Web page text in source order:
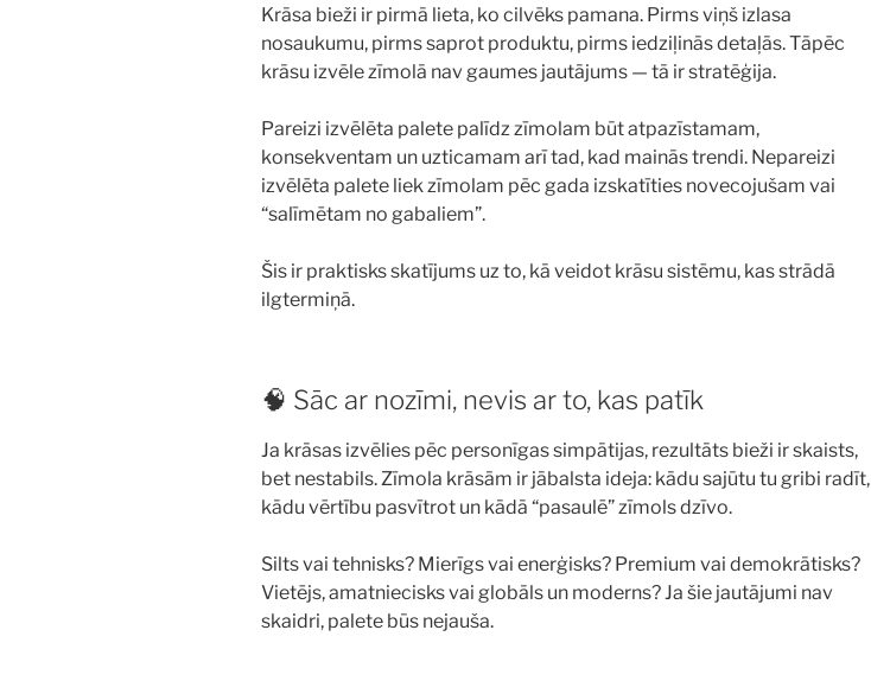
Krāsa bieži ir pirmā lieta, ko cilvēks pamana. Pirms viņš izlasa
nosaukumu, pirms saprot produktu, pirms iedziļinās detaļās. Tāpēc
krāsu izvēle zīmolā nav gaumes jautājums — tā ir stratēģija.
Pareizi izvēlēta palete palīdz zīmolam būt atpazīstamam,
konsekventam un uzticamam arī tad, kad mainās trendi. Nepareizi
izvēlēta palete liek zīmolam pēc gada izskatīties novecojušam vai
“salīmētam no gabaliem”.
Šis ir praktisks skatījums uz to, kā veidot krāsu sistēmu, kas strādā
ilgtermiņā.
🧠 Sāc ar nozīmi, nevis ar to, kas patīk
Ja krāsas izvēlies pēc personīgas simpātijas, rezultāts bieži ir skaists,
bet nestabils. Zīmola krāsām ir jābalsta ideja: kādu sajūtu tu gribi radīt,
kādu vērtību pasvītrot un kādā “pasaulē” zīmols dzīvo.
Silts vai tehnisks? Mierīgs vai enerģisks? Premium vai demokrātisks?
Vietējs, amatniecisks vai globāls un moderns? Ja šie jautājumi nav
skaidri, palete būs nejauša.